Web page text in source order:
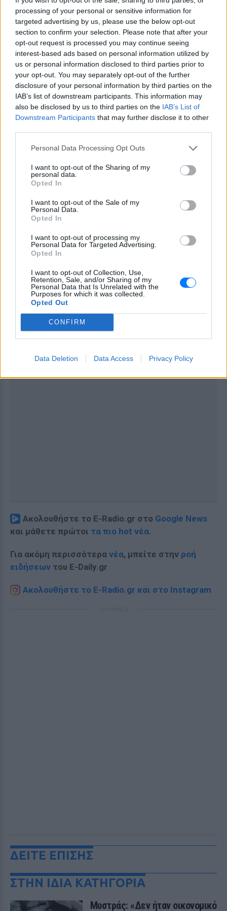
processing of your personal or sensitive information for
targeted advertising by us, please use the below opt-out
section to confirm your selection. Please note that after your
opt-out request is processed you may continue seeing
interest-based ads based on personal information utilized by
us or personal information disclosed to third parties prior to
your opt-out. You may separately opt-out of the further
disclosure of your personal information by third parties on the
IAB’s list of downstream participants. This information may
also be disclosed by us to third parties on the IAB’s List of
Downstream Participants that may further disclose it to other
Personal Data Processing Opt Outs
I want to opt-out of the Sharing of my
personal data.
Opted In
I want to opt-out of the Sale of my
Personal Data.
Opted In
I want to opt-out of processing my
Personal Data for Targeted Advertising.
Opted In
I want to opt-out of Collection, Use,
Retention, Sale, and/or Sharing of my
Personal Data that Is Unrelated with the
Purposes for which it was collected.
Opted Out
CONFIRM
Data Deletion Data Access Privacy Policy
πιστωτικού ΦΠΑ που θα έχει συσσωρευτεί μέχρι να
τον εισπράξουν.
Σε κάθε περίπτωση, στο υπουργείο Οικονομικών
διευκρινίζουν ότι υπάρχει διάκριση μεταξύ της
απαλλαγής αυτής και του «μηδενικού συντελεστή
ΦΠΑ», ο οποίος διατηρείται κατά παρέκκλιση σε
ορισμένα κράτη-μέλη όπως και στη χώρα μας. Αυτός
έχει ως αποτέλεσμα η τελική τιμή που ζητείται από
για το ΦΠΑ, αν ο υποκείμενος στο φόρο
απαλλάσσεται από το ΦΠΑ για την παράδοση των
αγαθών ή την παροχή των υπηρεσιών, δεν έχει
δικαίωμα έκπτωσης του ΦΠΑ που βαρύνει τις
χωρίς δικαίωμα έκπτωσης, η τιμή που καταβάλει ο
τελικός καταναλωτής συνεχίζει συνεπώς να
ΔΙΑΦΗΜΙΣΗ
Ακολουθήστε το E-Radio.gr στο Google News
και μάθετε πρώτοι τα πιο hot νέα.
Για ακόμη περισσότερα νέα, μπείτε στην ροή
ειδήσεων του E-Daily.gr
Ακολουθήστε το E-Radio.gr και στο Instagram
ΔΕΙΤΕ ΕΠΙΣΗΣ
ΣΤΗΝ ΙΔΙΑ ΚΑΤΗΓΟΡΙΑ
Μυστράς: «Δεν ήταν οικονομικό